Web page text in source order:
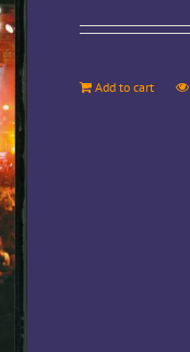
Add to cart